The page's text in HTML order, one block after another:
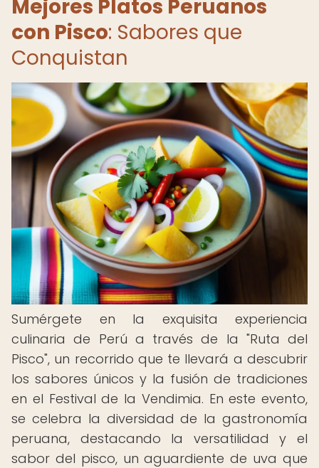
Mejores Platos Peruanos
con Pisco: Sabores que
Conquistan
Sumérgete en la exquisita experiencia
culinaria de Perú a través de la "Ruta del
Pisco", un recorrido que te llevará a descubrir
los sabores únicos y la fusión de tradiciones
en el Festival de la Vendimia. En este evento,
se celebra la diversidad de la gastronomía
peruana, destacando la versatilidad y el
sabor del pisco, un aguardiente de uva que